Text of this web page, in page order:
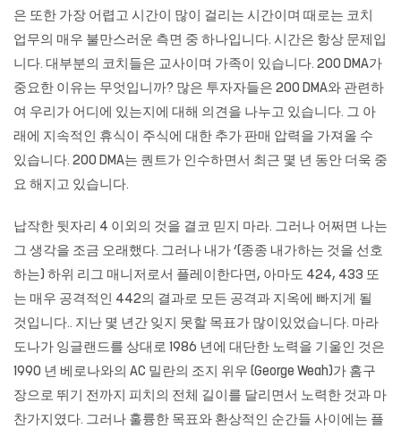
은 또한 가장 어렵고 시간이 많이 걸리는 시간이며 때로는 코치
업무의 매우 불만스러운 측면 중 하나입니다. 시간은 항상 문제입
니다. 대부분의 코치들은 교사이며 가족이 있습니다. 200 DMA가
중요한 이유는 무엇입니까? 많은 투자자들은 200 DMA와 관련하
여 우리가 어디에 있는지에 대해 의견을 나누고 있습니다. 그 아
래에 지속적인 휴식이 주식에 대한 추가 판매 압력을 가져올 수
있습니다. 200 DMA는 퀀트가 인수하면서 최근 몇 년 동안 더욱 중
요 해지고 있습니다.
납작한 뒷자리 4 이외의 것을 결코 믿지 마라. 그러나 어쩌면 나는
그 생각을 조금 오래했다. 그러나 내가 ‘(종종 내가하는 것을 선호
하는) 하위 리그 매니저로서 플레이한다면, 아마도 424, 433 또
는 매우 공격적인 442의 결과로 모든 공격과 지옥에 빠지게 될
것입니다.. 지난 몇 년간 잊지 못할 목표가 많이있었습니다. 마라
도나가 잉글랜드를 상대로 1986 년에 대단한 노력을 기울인 것은
1990 년 베로나와의 AC 밀란의 조지 위우 (George Weah)가 홈구
장으로 뛰기 전까지 피치의 전체 길이를 달리면서 노력한 것과 마
찬가지였다. 그러나 훌륭한 목표와 환상적인 순간들 사이에는 플